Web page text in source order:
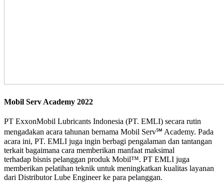
Mobil Serv Academy 2022
PT ExxonMobil Lubricants Indonesia (PT. EMLI) secara rutin
mengadakan acara tahunan bernama Mobil Serv℠ Academy. Pada
acara ini, PT. EMLI juga ingin berbagi pengalaman dan tantangan
terkait bagaimana cara memberikan manfaat maksimal
terhadap bisnis pelanggan produk Mobil™. PT EMLI juga
memberikan pelatihan teknik untuk meningkatkan kualitas layanan
dari Distributor Lube Engineer ke para pelanggan.